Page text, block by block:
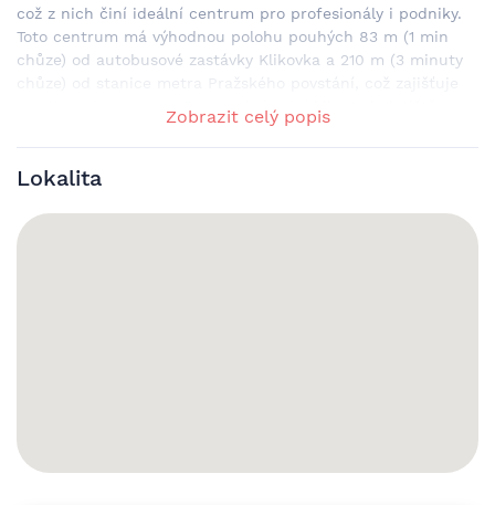
což z nich činí ideální centrum pro profesionály i podniky.
Toto centrum má výhodnou polohu pouhých 83 m (1 min
chůze) od autobusové zastávky Klikovka a 210 m (3 minuty
chůze) od stanice metra Pražského povstání, což zajišťuje
snadnou dostupnost. Pro mezinárodní klienty je letiště
Václava Havla Praha (PRG) vzdáleno pouhých 22 km, což
poskytuje vynikající spojení. V Signature Prague najdete
flexibilní možnosti pro všechny obchodní potřeby, včetně
místností a virtuálních kanceláří. Ať už hledáte soukromou
kancelář nebo sdílený pracovní prostor, toto centrum nabízí
už na jeden den, ale také na delší dobu a můžete si ji
přizpůsobit tak, aby perfektně vyhovovala vašim jedinečným
Zobrazit celý popis
Lokalita